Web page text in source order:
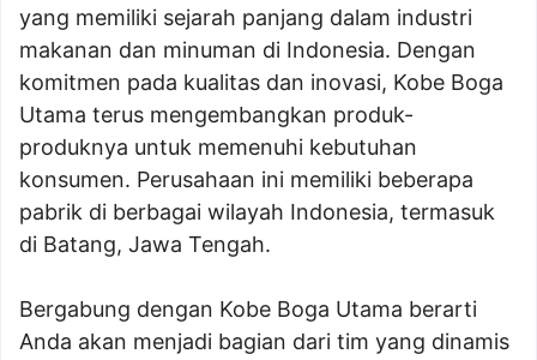
yang memiliki sejarah panjang dalam industri
makanan dan minuman di Indonesia. Dengan
komitmen pada kualitas dan inovasi, Kobe Boga
Utama terus mengembangkan produk-
produknya untuk memenuhi kebutuhan
konsumen. Perusahaan ini memiliki beberapa
pabrik di berbagai wilayah Indonesia, termasuk
di Batang, Jawa Tengah.
Bergabung dengan Kobe Boga Utama berarti
Anda akan menjadi bagian dari tim yang dinamis